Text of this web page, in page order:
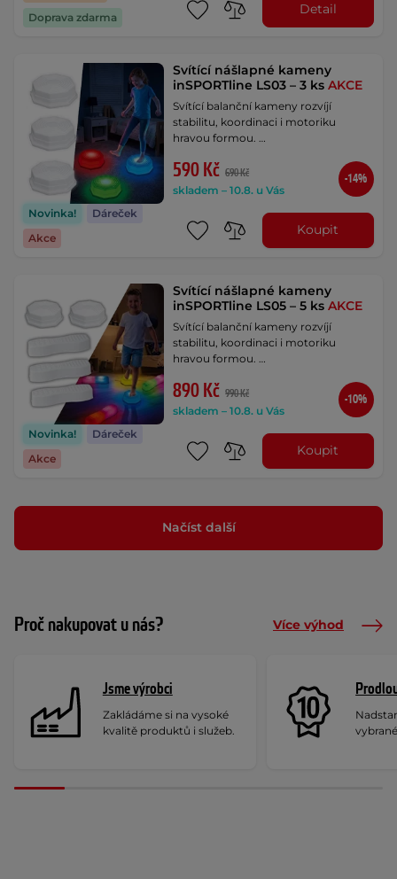
Doprava zdarma
Detail
Novinka!
Dáreček
Akce
Svítící nášlapné kameny
inSPORTline LS03 – 3 ksAKCE
Svítící balanční kameny rozvíjí
stabilitu, koordinaci i motoriku
hravou formou. …
590 Kč 690 Kč
skladem – 10.8. u Vás
-14%
Koupit
Novinka!
Dáreček
Akce
Svítící nášlapné kameny
inSPORTline LS05 – 5 ksAKCE
Svítící balanční kameny rozvíjí
stabilitu, koordinaci i motoriku
hravou formou. …
890 Kč 990 Kč
skladem – 10.8. u Vás
-10%
Koupit
Načíst další
Proč nakupovat u nás? Více výhod
Jsme výrobci
Zakládáme si na vysoké
kvalitě produktů i služeb.